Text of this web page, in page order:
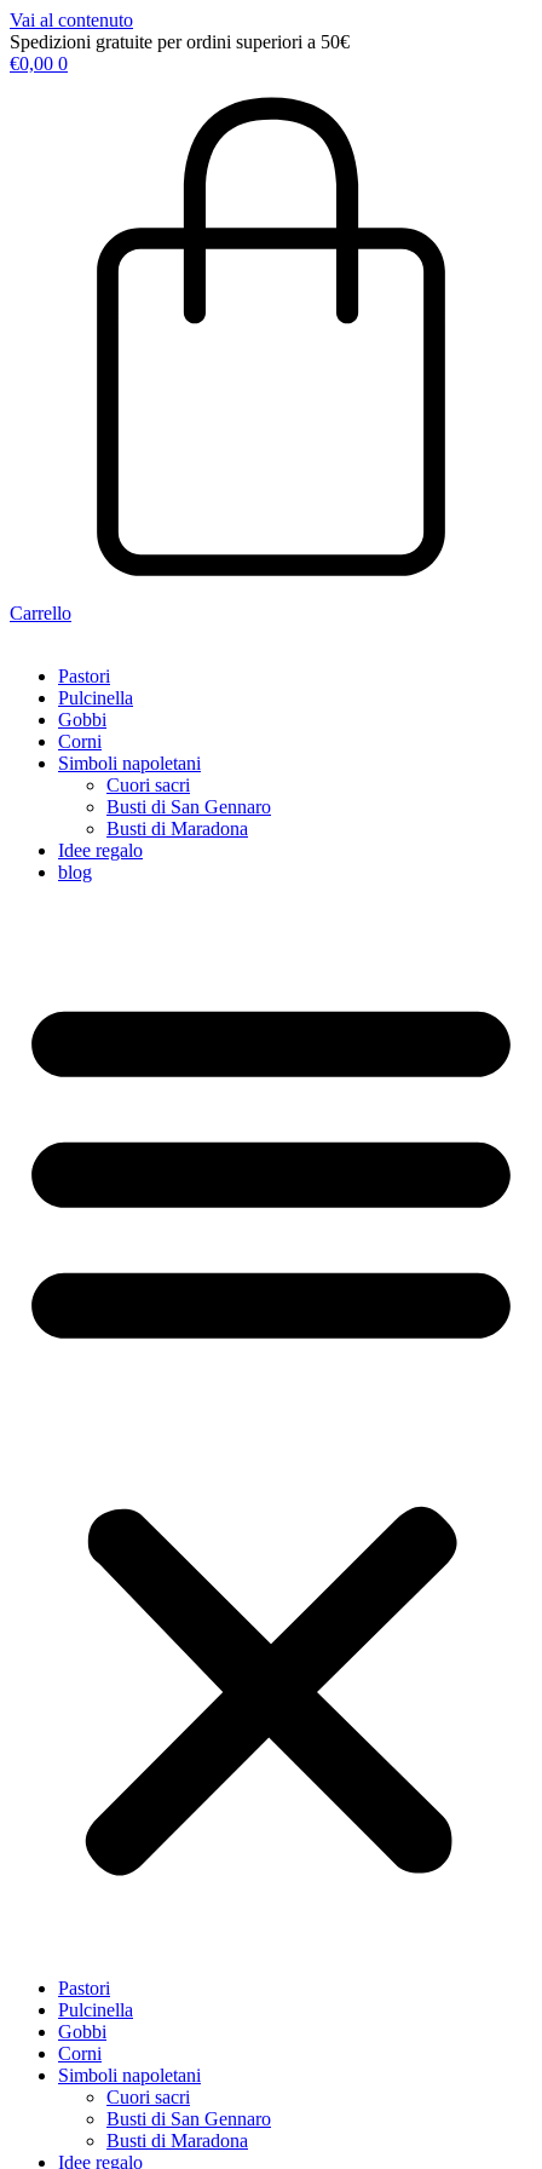
Vai al contenuto
Spedizioni gratuite per ordini superiori a 50€
€0,00 0
Carrello
Pastori
Pulcinella
Gobbi
Corni
Simboli napoletani
Cuori sacri
Busti di San Gennaro
Busti di Maradona
Idee regalo
blog
Pastori
Pulcinella
Gobbi
Corni
Simboli napoletani
Cuori sacri
Busti di San Gennaro
Busti di Maradona
Idee regalo